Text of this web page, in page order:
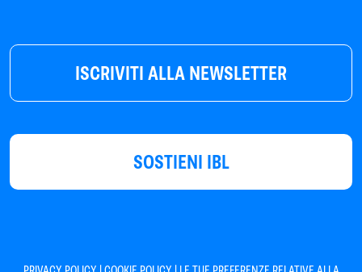
ISCRIVITI ALLA NEWSLETTER
SOSTIENI IBL